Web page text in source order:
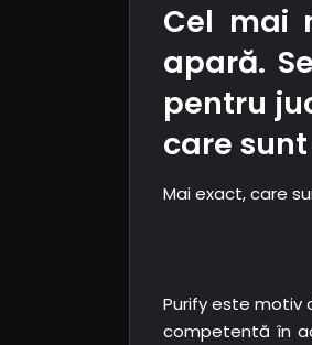
Cel mai
apară.
pentru
care
Mai exact, care
Purify este motiv
competentă în